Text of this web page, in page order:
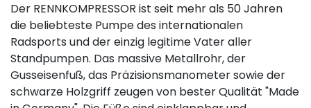
Der RENNKOMPRESSOR ist seit mehr als 50 Jahren
die beliebteste Pumpe des internationalen
Radsports und der einzig legitime Vater aller
Standpumpen. Das massive Metallrohr, der
Gusseisenfuß, das Präzisionsmanometer sowie der
schwarze Holzgriff zeugen von bester Qualität "Made